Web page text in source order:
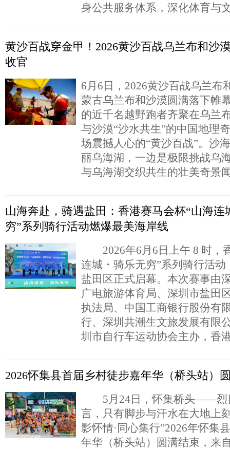
身公共服务体系，深化体育与
黄沙百战穿金甲！2026黄沙百战乌兰布和沙
收官
6月6日，2026黄沙百战乌兰布
蒙古乌兰布和沙漠圆满落下帷
的近千名越野跑者齐聚在乌兰
与沙漠“沙水共生”的中国地理
场震撼人心的“黄沙百战”。沙
丽乌海湖，一边是极限挑战乌
与乌海湖交织共生的壮美奇景
山海奔赴，骑遇盐田：香港赛马会杯“山海连
穷”系列骑行活动燃爆最美海岸线
2026年6月6日上午 8 时，
连城・骑乐无穷”系列骑行活
盐田区正式启幕。本次赛事由
广电旅游体育局、深圳市盐田
执法局、中国工商银行股份有
行、深圳共潮生文旅发展有限
圳市自行车运动协会主办，香
2026怀集县首届乡村徒步嘉年华（桥头站）
5月24日，怀集桥头——烈
言，只有脚步与汗水在大地
影怀情·同心集行”2026年怀集
年华（桥头站）圆满结束，来